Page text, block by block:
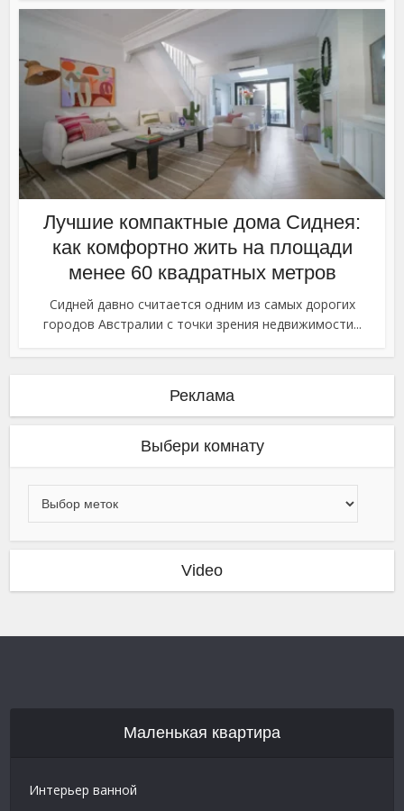
Лучшие компактные дома Сиднея:
как комфортно жить на площади
менее 60 квадратных метров
Сидней давно считается одним из самых дорогих
городов Австралии с точки зрения недвижимости...
Реклама
Выбери комнату
Video
Маленькая квартира
Интерьер ванной